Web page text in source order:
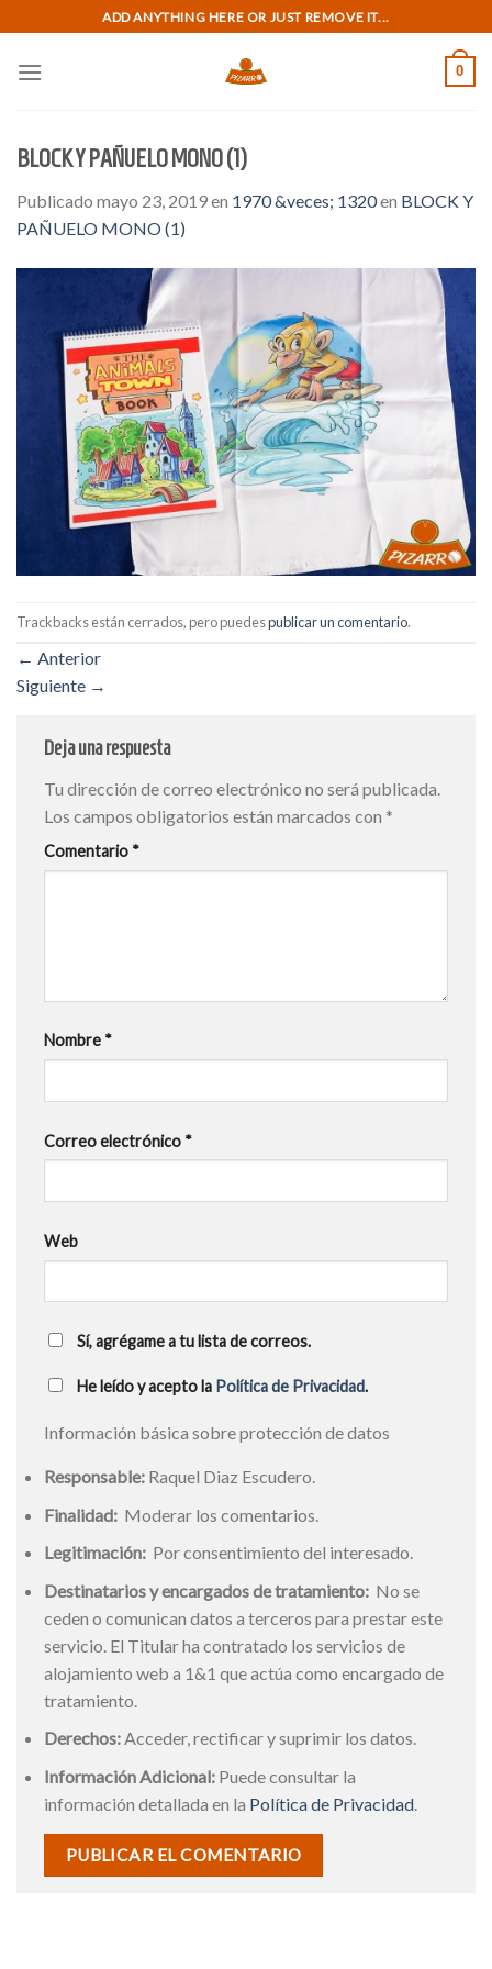
to
content
ADD ANYTHING HERE OR JUST REMOVE IT...
0
BLOCK Y PAÑUELO MONO (1)
Publicado mayo 23, 2019en 1970 &veces; 1320en BLOCK Y
PAÑUELO MONO (1)
Trackbacks están cerrados, pero puedespublicar un comentario.
← Anterior
Siguiente →
Deja una respuesta
Tu dirección de correo electrónico no será publicada.
Los campos obligatorios están marcados con *
Comentario *
Nombre *
Correo electrónico *
Web
Sí, agrégame a tu lista de correos.
He leído y acepto la Política de Privacidad.
Información básica sobre protección de datos
Responsable: Raquel Diaz Escudero.
Finalidad: Moderar los comentarios.
Legitimación: Por consentimiento del interesado.
Destinatarios y encargados de tratamiento: No se
ceden o comunican datos a terceros para prestar este
servicio. El Titular ha contratado los servicios de
alojamiento web a 1&1 que actúa como encargado de
tratamiento.
Derechos:Acceder, rectificar y suprimir los datos.
Información Adicional: Puede consultar la
información detallada en la Política de Privacidad.